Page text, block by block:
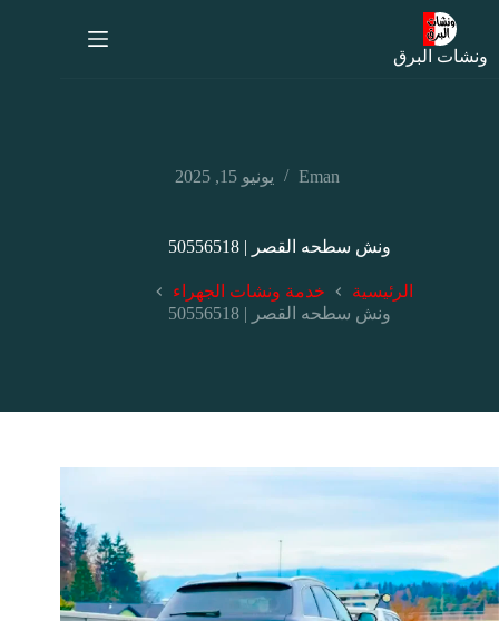
ونشات البرق
Eman يونيو 15, 2025
ونش سطحه القصر | 50556518
الرئيسية
خدمة ونشات الجهراء
ونش سطحه القصر | 50556518